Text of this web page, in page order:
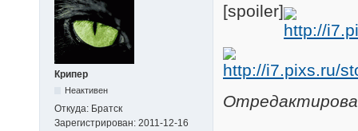
Крипер
Неактивен
Откуда: Братск
Зарегистрирован: 2011-12-16
[spoiler]